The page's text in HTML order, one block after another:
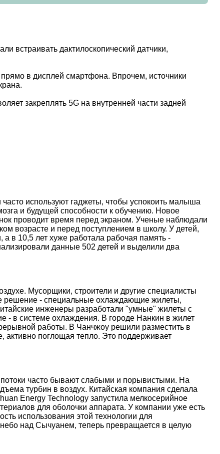
встраивать дактилоскопический датчики,
в дисплей смартфона. Впрочем, источники
закреплять 5G на внутренней части задней
используют гаджеты, чтобы успокоить малыша
и будущей способности к обучению. Новое
проводит время перед экраном. Ученые наблюдали
возрасте и перед поступлением в школу. У детей,
в 10,5 лет хуже работала рабочая память -
данные 502 детей и выделили два
Мусорщики, строители и другие специалисты
решение - специальные охлаждающие жилеты,
инженеры разработали "умные" жилеты с
- в системе охлаждения. В городе Нанкин в жилет
работы. В Чанчжоу решили разместить в
активно поглощая тепло. Это поддерживает
потоки часто бывают слабыми и порывистыми. На
турбин в воздух. Китайская компания сделала
Energy Technology запустила мелкосерийное
для оболочки аппарата. У компании уже есть
использования этой технологии для
небо над Сычуанем, теперь превращается в целую